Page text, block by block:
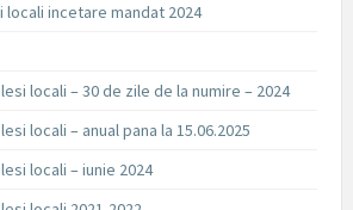
incetare mandat 2024
locali – 30 de zile de la numire – 2024
locali – anual pana la 15.06.2025
locali – iunie 2024